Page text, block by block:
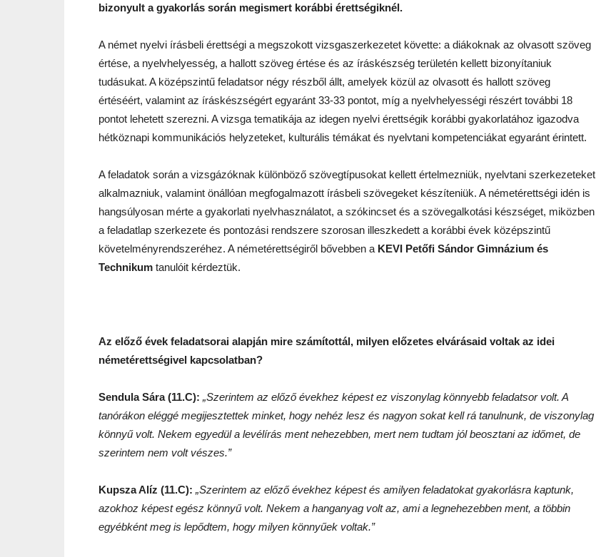
bizonyult a gyakorlás során megismert korábbi érettségiknél.
A német nyelvi írásbeli érettségi a megszokott vizsgaszerkezetet követte: a diákoknak az olvasott szöveg
értése, a nyelvhelyesség, a hallott szöveg értése és az íráskészség területén kellett bizonyítaniuk
tudásukat. A középszintű feladatsor négy részből állt, amelyek közül az olvasott és hallott szöveg
értéséért, valamint az íráskészségért egyaránt 33-33 pontot, míg a nyelvhelyességi részért további 18
pontot lehetett szerezni. A vizsga tematikája az idegen nyelvi érettségik korábbi gyakorlatához igazodva
hétköznapi kommunikációs helyzeteket, kulturális témákat és nyelvtani kompetenciákat egyaránt érintett.
A feladatok során a vizsgázóknak különböző szövegtípusokat kellett értelmezniük, nyelvtani szerkezeteket
alkalmazniuk, valamint önállóan megfogalmazott írásbeli szövegeket készíteniük. A németérettségi idén is
hangsúlyosan mérte a gyakorlati nyelvhasználatot, a szókincset és a szövegalkotási készséget, miközben
a feladatlap szerkezete és pontozási rendszere szorosan illeszkedett a korábbi évek középszintű
követelményrendszeréhez. A németérettségiről bővebben a KEVI Petőfi Sándor Gimnázium és
Technikum tanulóit kérdeztük.
Az előző évek feladatsorai alapján mire számítottál, milyen előzetes elvárásaid voltak az idei
németérettségivel kapcsolatban?
Sendula Sára (11.C): „Szerintem az előző évekhez képest ez viszonylag könnyebb feladatsor volt. A
tanórákon eléggé megijesztettek minket, hogy nehéz lesz és nagyon sokat kell rá tanulnunk, de viszonylag
könnyű volt. Nekem egyedül a levélírás ment nehezebben, mert nem tudtam jól beosztani az időmet, de
szerintem nem volt vészes.”
Kupsza Alíz (11.C): „Szerintem az előző évekhez képest és amilyen feladatokat gyakorlásra kaptunk,
azokhoz képest egész könnyű volt. Nekem a hanganyag volt az, ami a legnehezebben ment, a többin
egyébként meg is lepődtem, hogy milyen könnyűek voltak.”